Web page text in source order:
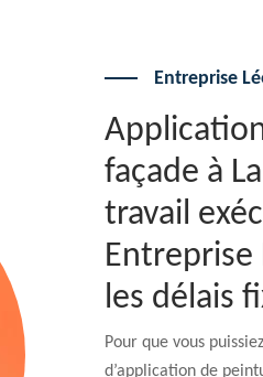
Entreprise
façade à
travail
Entreprise
les délais
Pour que vous
d’application de